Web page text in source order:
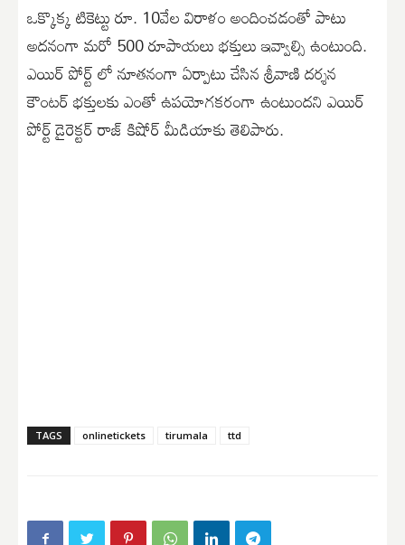
ఒక్కొక్క టికెట్టు రూ. 10వేల విరాళం అందించడంతో పాటు
అదనంగా మరో 500 రూపాయలు భక్తులు ఇవ్వాల్సి ఉంటుంది.
ఎయిర్ పోర్ట్ లో నూతనంగా ఏర్పాటు చేసిన శ్రీవాణి దర్శన
కౌంటర్ భక్తులకు ఎంతో ఉపయోగకరంగా ఉంటుందని ఎయిర్
పోర్ట్ డైరెక్టర్ రాజ్ కిషోర్ మీడియాకు తెలిపారు.
TAGS onlinetickets tirumala ttd